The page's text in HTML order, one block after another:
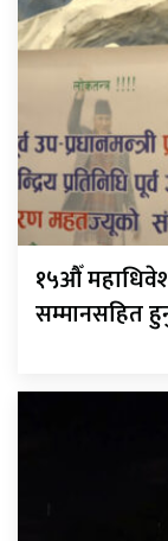
१५औँ
सम्मानसहित